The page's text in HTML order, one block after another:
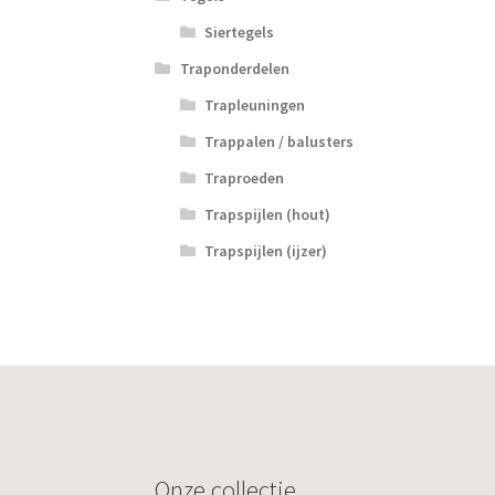
Siertegels
Traponderdelen
Trapleuningen
Trappalen / balusters
Traproeden
Trapspijlen (hout)
Trapspijlen (ijzer)